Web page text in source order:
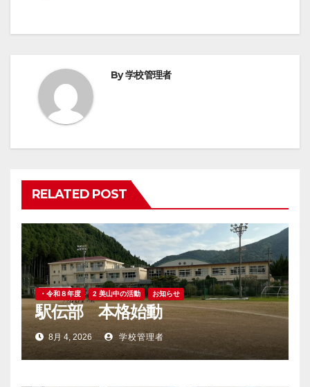
ビ
ゲ
ー
シ
ョ
ン
By学校管理者
RELATED POST
・令和８年度 2 美山中の活動 お知らせ
駅伝部 本格始動
8月 4, 2026 学校管理者